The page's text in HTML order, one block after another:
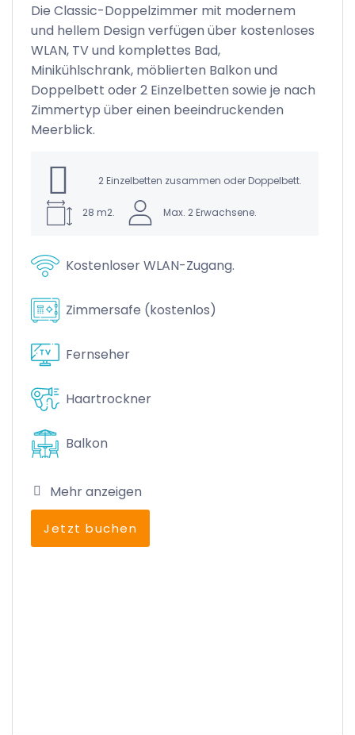
Die Classic-Doppelzimmer mit modernem
und hellem Design verfügen über kostenloses
WLAN, TV und komplettes Bad,
Minikühlschrank, möblierten Balkon und
Doppelbett oder 2 Einzelbetten sowie je nach
Zimmertyp über einen beeindruckenden
Meerblick.
2 Einzelbetten zusammen oder Doppelbett.
28 m2. Max. 2 Erwachsene.
Kostenloser WLAN-Zugang.
Zimmersafe (kostenlos)
Fernseher
Haartrockner
Balkon
Mehr anzeigen
Jetzt buchen